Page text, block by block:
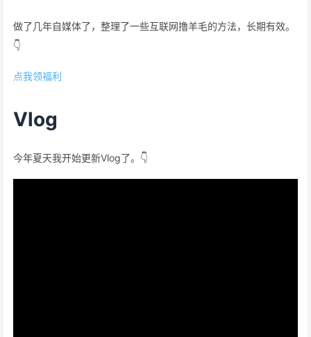
做了几年自媒体了，整理了一些互联网撸羊毛的方法，长期有效。
👇
点我领福利
Vlog
今年夏天我开始更新Vlog了。👇